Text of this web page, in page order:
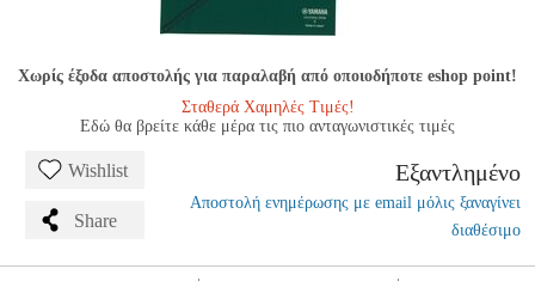
Χωρίς έξοδα αποστολής για παραλαβή από οποιοδήποτε eshop point!
Σταθερά Χαμηλές Τιμές!
Εδώ θα βρείτε κάθε μέρα τις πιο ανταγωνιστικές τιμές
Wishlist
Share
Εξαντλημένο
Αποστολή ενημέρωσης με email μόλις ξαναγίνει
διαθέσιμο